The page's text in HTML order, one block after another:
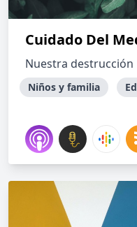
Cuidado Del
Nuestra destrucción
Niños y familia